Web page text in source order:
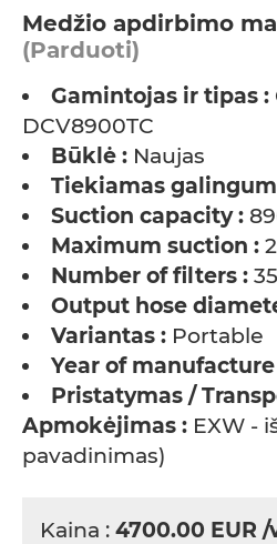
Medžio apdirbimo
(Parduoti)
Gamintojas ir tipas :
DCV8900TC
Būklė : Naujas
Tiekiamas
Suction capacity :
Maximum suction :
Number of filters :
Output hose
Variantas : Portable
Year of manufacture
Pristatymas /
Apmokėjimas : EXW -
pavadinimas)
Kaina : 4700.00 EUR /